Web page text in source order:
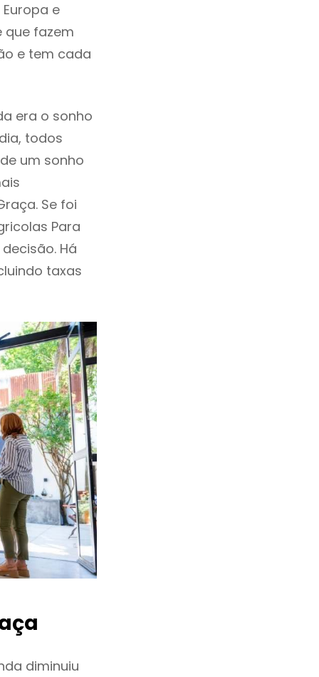
e
que fazem
e tem cada
era o sonho
todos
um sonho
Se foi
Para
Há
taxas
diminuiu